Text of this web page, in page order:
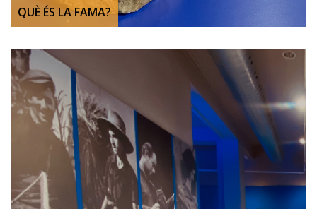
QUÈ ÉS LA FAMA?